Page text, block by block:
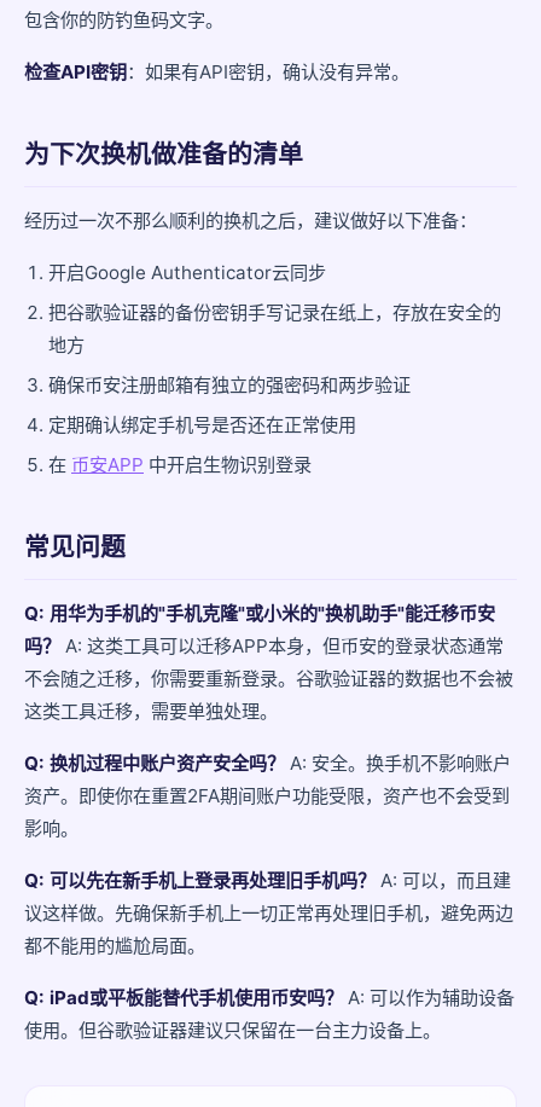
包含你的防钓鱼码文字。
检查API密钥：如果有API密钥，确认没有异常。
为下次换机做准备的清单
经历过一次不那么顺利的换机之后，建议做好以下准备：
开启Google Authenticator云同步
把谷歌验证器的备份密钥手写记录在纸上，存放在安全的
地方
确保币安注册邮箱有独立的强密码和两步验证
定期确认绑定手机号是否还在正常使用
在 币安APP 中开启生物识别登录
常见问题
Q: 用华为手机的"手机克隆"或小米的"换机助手"能迁移币安
吗？ A: 这类工具可以迁移APP本身，但币安的登录状态通常
不会随之迁移，你需要重新登录。谷歌验证器的数据也不会被
这类工具迁移，需要单独处理。
Q: 换机过程中账户资产安全吗？ A: 安全。换手机不影响账户
资产。即使你在重置2FA期间账户功能受限，资产也不会受到
影响。
Q: 可以先在新手机上登录再处理旧手机吗？ A: 可以，而且建
议这样做。先确保新手机上一切正常再处理旧手机，避免两边
都不能用的尴尬局面。
Q: iPad或平板能替代手机使用币安吗？ A: 可以作为辅助设备
使用。但谷歌验证器建议只保留在一台主力设备上。